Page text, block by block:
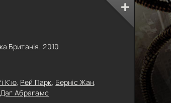
Британія,2010
К'ю, Рей Парк, Берніс Жан,
Даґ Абрагамс